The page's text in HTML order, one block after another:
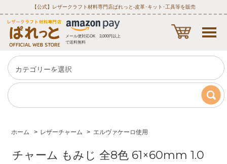
【公式】レザークラフト材料専門店ぱれっと‐皮革･キット･工具等を販売
メール便対応OK 3,000円以上
で送料無料
ホーム > レザーチャーム > エルヴァケーロ使用
チャーム もみじ 全8色 61×60mm 1.0